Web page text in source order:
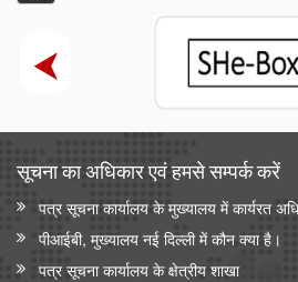
सूचना का अधिकार एवं हमसे सम्‍पर्क करें
पत्र सूचना कार्यालय के मुख्यालय में कार्यरत
पीआईबी, मुख्यालय नई दिल्ली में कौन क्या है।
पत्र सूचना कार्यालय के क्षेत्रीय शाखा